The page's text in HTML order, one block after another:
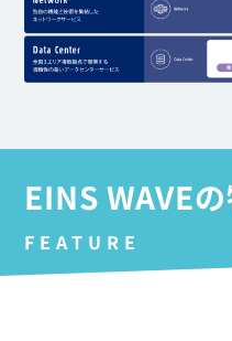
EINS WAVE
FEATURE